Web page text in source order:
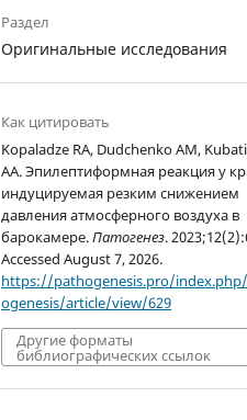
Раздел
Оригинальные исследования
Как цитировать
Kopaladze RA, Dudchenko AM,
AA. Эпилептиформная реакция у
индуцируемая резким снижением
давления атмосферного воздуха в
барокамере.Патогенез.
Accessed August 7, 2026.
https://pathogenesis.pro/
ogenesis/article/view/629
Другие форматы
библиографических ссылок